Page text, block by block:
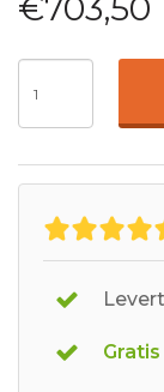
€703,50
Gratis